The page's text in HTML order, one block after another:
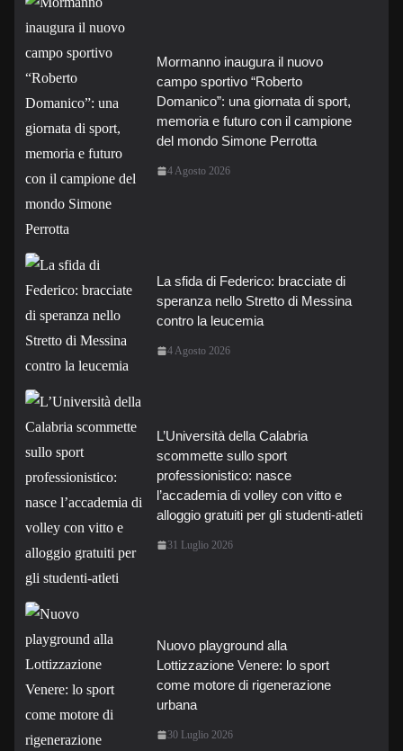
Mormanno inaugura il nuovo
campo sportivo “Roberto
Domanico”: una giornata di sport,
memoria e futuro con il campione
del mondo Simone Perrotta
4 Agosto 2026
La sfida di Federico: bracciate di
speranza nello Stretto di Messina
contro la leucemia
4 Agosto 2026
L’Università della Calabria
scommette sullo sport
professionistico: nasce
l’accademia di volley con vitto e
alloggio gratuiti per gli studenti-atleti
31 Luglio 2026
Nuovo playground alla
Lottizzazione Venere: lo sport
come motore di rigenerazione
urbana
30 Luglio 2026